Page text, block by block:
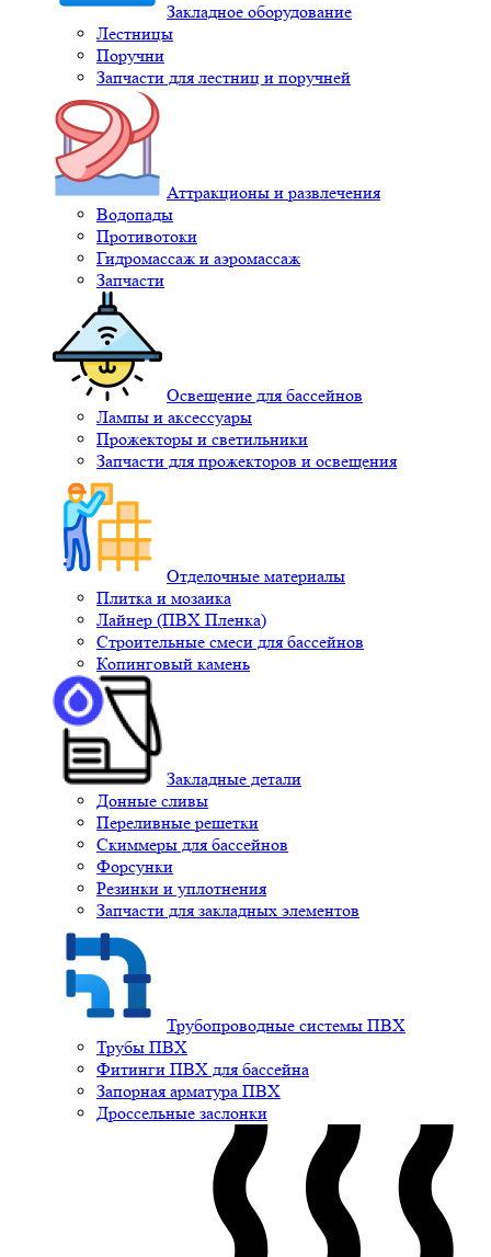
Закладное оборудование
Лестницы
Поручни
Запчасти для лестниц и поручней
Аттракционы и развлечения
Водопады
Противотоки
Гидромассаж и аэромассаж
Запчасти
Освещение для бассейнов
Лампы и аксессуары
Прожекторы и светильники
Запчасти для прожекторов и освещения
Отделочные материалы
Плитка и мозаика
Лайнер (ПВХ Пленка)
Строительные смеси для бассейнов
Копинговый камень
Закладные детали
Донные сливы
Переливные решетки
Скиммеры для бассейнов
Форсунки
Резинки и уплотнения
Запчасти для закладных элементов
Трубопроводные системы ПВХ
Трубы ПВХ
Фитинги ПВХ для бассейна
Запорная арматура ПВХ
Дроссельные заслонки